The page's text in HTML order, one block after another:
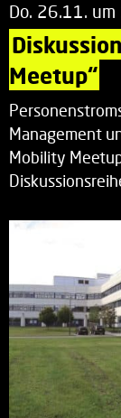
Do. 26.11.
Meetup“
Management
Mobility